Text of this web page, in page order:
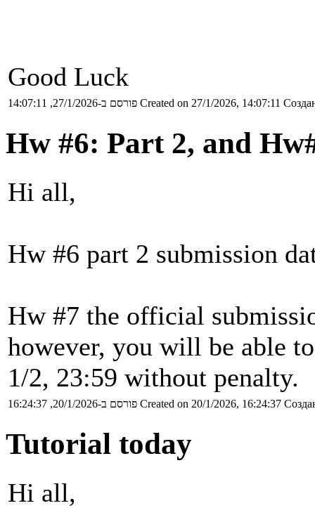
Good Luck
פורסם ב-27/1/2026, 14:07:11 Created on 27/1/2026, 14:07:11
Hw #6: Part 2, and
Hi all,
Hw #6 part 2 submission
Hw #7 the official
however, you will be able
1/2, 23:59 without penalty.
פורסם ב-20/1/2026, 16:24:37 Created on 20/1/2026, 16:24:37
Tutorial today
Hi all,